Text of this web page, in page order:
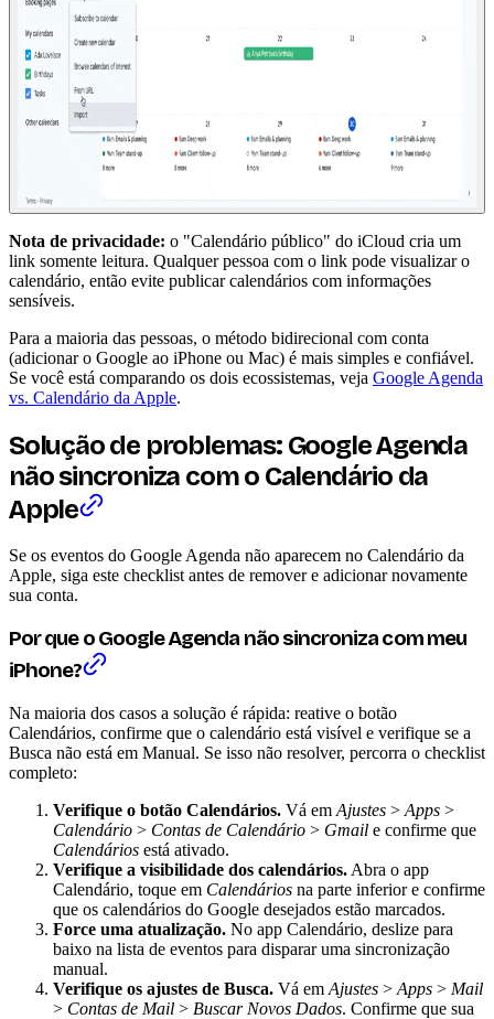
Nota de privacidade: o "Calendário público" do iCloud cria um
link somente leitura. Qualquer pessoa com o link pode visualizar o
calendário, então evite publicar calendários com informações
sensíveis.
Para a maioria das pessoas, o método bidirecional com conta
(adicionar o Google ao iPhone ou Mac) é mais simples e confiável.
Se você está comparando os dois ecossistemas, veja Google Agenda
vs. Calendário da Apple.
Solução de problemas: Google Agenda
não sincroniza com o Calendário da
Apple
Se os eventos do Google Agenda não aparecem no Calendário da
Apple, siga este checklist antes de remover e adicionar novamente
sua conta.
Por que o Google Agenda não sincroniza com meu
iPhone?
Na maioria dos casos a solução é rápida: reative o botão
Calendários, confirme que o calendário está visível e verifique se a
Busca não está em Manual. Se isso não resolver, percorra o checklist
completo:
Verifique o botão Calendários. Vá em Ajustes > Apps >
Calendário > Contas de Calendário > Gmail e confirme que
Calendários está ativado.
Verifique a visibilidade dos calendários. Abra o app
Calendário, toque em Calendários na parte inferior e confirme
que os calendários do Google desejados estão marcados.
Force uma atualização. No app Calendário, deslize para
baixo na lista de eventos para disparar uma sincronização
manual.
Verifique os ajustes de Busca. Vá em Ajustes > Apps > Mail
> Contas de Mail > Buscar Novos Dados. Confirme que sua